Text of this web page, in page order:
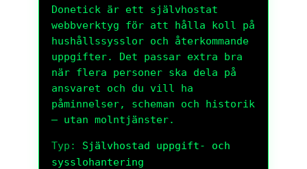
Donetick är ett självhostat
webbverktyg för att hålla koll på
hushållssysslor och återkommande
uppgifter. Det passar extra bra
när flera personer ska dela på
ansvaret och du vill ha
påminnelser, scheman och historik
– utan molntjänster.
Typ:
Självhostad uppgift- och
sysslohantering